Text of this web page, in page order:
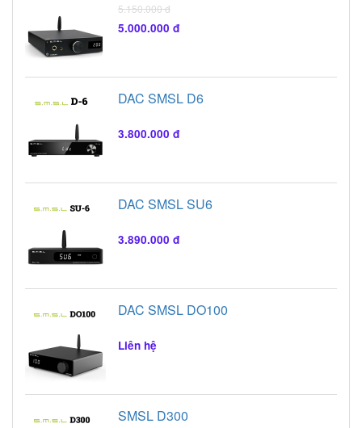
5.150.000 đ
5.000.000 đ
DAC SMSL D6
3.800.000 đ
DAC SMSL SU6
3.890.000 đ
DAC SMSL DO100
Liên hệ
SMSL D300